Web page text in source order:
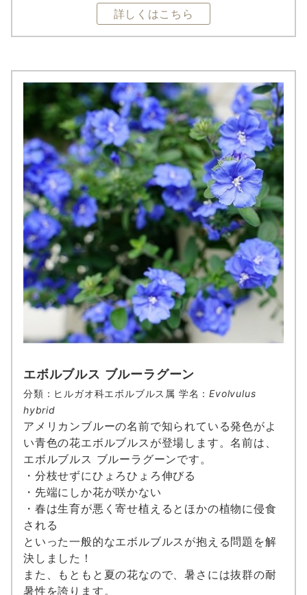
詳しくはこちら
エボルブルス ブルーラグーン
分類：ヒルガオ科エボルブルス属 学名：Evolvulus
hybrid
アメリカンブルーの名前で知られている発色がよ
い青色の花エボルブルスが登場します。名前は、
エボルブルス ブルーラグーンです。
・分枝せずにひょろひょろ伸びる
・先端にしか花が咲かない
・春は生育が悪く寄せ植えるとほかの植物に侵食
される
といった一般的なエボルブルスが抱える問題を解
決しました！
また、もともと夏の花なので、暑さには抜群の耐
暑性を誇ります。